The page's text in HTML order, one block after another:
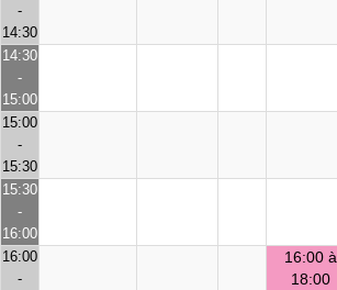
-
14:30
14:30
-
15:00
15:00
-
15:30
15:30
-
16:00
16:00
-
16:00 à
18:00